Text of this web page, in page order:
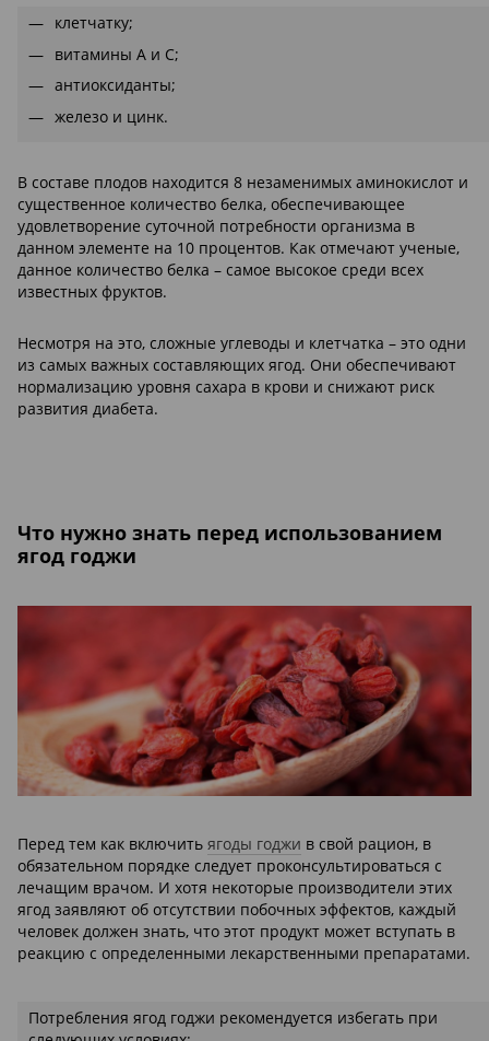
клетчатку;
витамины A и C;
антиоксиданты;
железо и цинк.
В составе плодов находится 8 незаменимых аминокислот и
существенное количество белка, обеспечивающее
удовлетворение суточной потребности организма в
данном элементе на 10 процентов. Как отмечают ученые,
данное количество белка – самое высокое среди всех
известных фруктов.
Несмотря на это, сложные углеводы и клетчатка – это одни
из самых важных составляющих ягод. Они обеспечивают
нормализацию уровня сахара в крови и снижают риск
развития диабета.
Что нужно знать перед использованием
ягод годжи
Перед тем как включить ягоды годжи в свой рацион, в
обязательном порядке следует проконсультироваться с
лечащим врачом. И хотя некоторые производители этих
ягод заявляют об отсутствии побочных эффектов, каждый
человек должен знать, что этот продукт может вступать в
реакцию с определенными лекарственными препаратами.
Потребления ягод годжи рекомендуется избегать при